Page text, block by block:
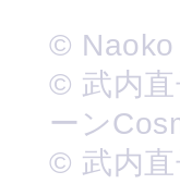
© Naoko
© 武内直
ーン
© 武内直